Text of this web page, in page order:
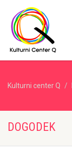
Kulturni center Q
DOGODEK